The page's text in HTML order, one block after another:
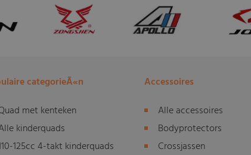
categorieÃ«n
met kenteken
kinderquads
125cc 4-takt kinderquads
Accessoires
Alle accessoires
Bodyprotectors
Crossjassen